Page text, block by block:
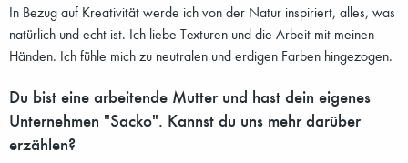
In Bezug auf Kreativität werde ich von der Natur inspiriert, alles, was
natürlich und echt ist. Ich liebe Texturen und die Arbeit mit meinen
Händen. Ich fühle mich zu neutralen und erdigen Farben hingezogen.
Du bist eine arbeitende Mutter und hast dein eigenes
Unternehmen "Sacko". Kannst du uns mehr darüber
erzählen?